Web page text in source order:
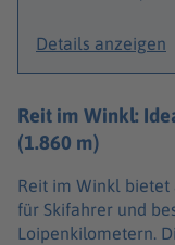
Details anzeigen
Reit im Winkl:
(1.860 m)
Reit im Winkl bietet
für Skifahrer und
Loipenkilometern.